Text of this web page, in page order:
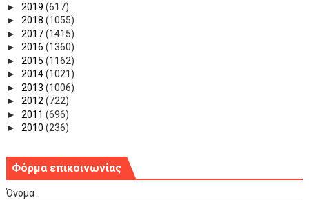
► 2019 (617)
► 2018 (1055)
► 2017(1415)
► 2016 (1360)
► 2015 (1162)
► 2014(1021)
► 2013 (1006)
► 2012(722)
► 2011 (696)
► 2010 (236)
Φόρμα επικοινωνίας
Όνομα